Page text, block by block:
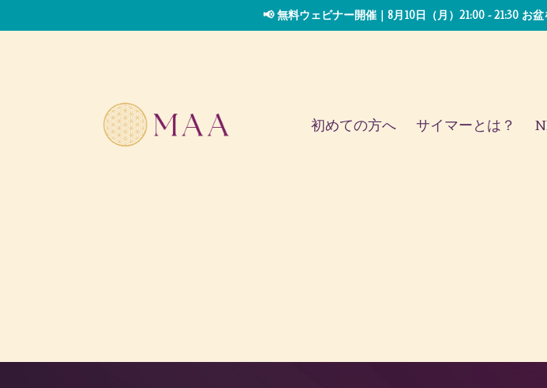
📢 無料ウェビナー開催｜8月10日（月）21:00 - 21:30 お
初めての方へ サイマーとは？